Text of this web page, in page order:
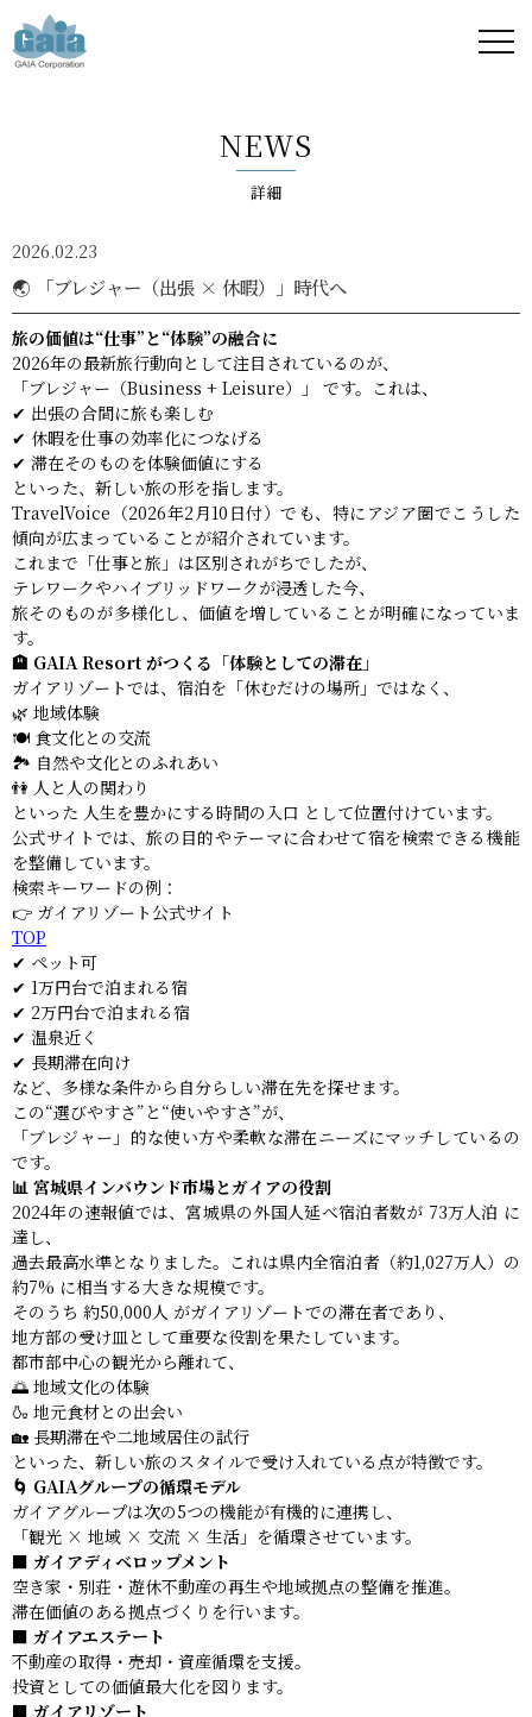
ア -
GAIA
Corporation
-
NEWS
詳細
2026.02.23
🌏 「ブレジャー（出張 × 休暇）」時代へ
旅の価値は“仕事”と“体験”の融合に
2026年の最新旅行動向として注目されているのが、
「ブレジャー（Business + Leisure）」 です。これは、
✔ 出張の合間に旅も楽しむ
✔ 休暇を仕事の効率化につなげる
✔ 滞在そのものを体験価値にする
といった、新しい旅の形を指します。
TravelVoice（2026年2月10日付）でも、特にアジア圏でこうした
傾向が広まっていることが紹介されています。
これまで「仕事と旅」は区別されがちでしたが、
テレワークやハイブリッドワークが浸透した今、
旅そのものが多様化し、価値を増していることが明確になっていま
す。
🏨 GAIA Resort がつくる「体験としての滞在」
ガイアリゾートでは、宿泊を「休むだけの場所」ではなく、
🌿 地域体験
🍽 食文化との交流
🏞 自然や文化とのふれあい
👫 人と人の関わり
といった 人生を豊かにする時間の入口 として位置付けています。
公式サイトでは、旅の目的やテーマに合わせて宿を検索できる機能
を整備しています。
検索キーワードの例：
👉 ガイアリゾート公式サイト
TOP
✔ ペット可
✔ 1万円台で泊まれる宿
✔ 2万円台で泊まれる宿
✔ 温泉近く
✔ 長期滞在向け
など、多様な条件から自分らしい滞在先を探せます。
この“選びやすさ”と“使いやすさ”が、
「ブレジャー」的な使い方や柔軟な滞在ニーズにマッチしているの
です。
📊 宮城県インバウンド市場とガイアの役割
2024年の速報値では、宮城県の外国人延べ宿泊者数が 73万人泊 に
達し、
過去最高水準となりました。これは県内全宿泊者（約1,027万人）の
約7% に相当する大きな規模です。
そのうち 約50,000人 がガイアリゾートでの滞在者であり、
地方部の受け皿として重要な役割を果たしています。
都市部中心の観光から離れて、
🌅 地域文化の体験
🍶 地元食材との出会い
🏡 長期滞在や二地域居住の試行
といった、新しい旅のスタイルで受け入れている点が特徴です。
🌀 GAIAグループの循環モデル
ガイアグループは次の5つの機能が有機的に連携し、
「観光 × 地域 × 交流 × 生活」を循環させています。
■ ガイアディベロップメント
空き家・別荘・遊休不動産の再生や地域拠点の整備を推進。
滞在価値のある拠点づくりを行います。
■ ガイアエステート
不動産の取得・売却・資産循環を支援。
投資としての価値最大化を図ります。
■ ガイアリゾート